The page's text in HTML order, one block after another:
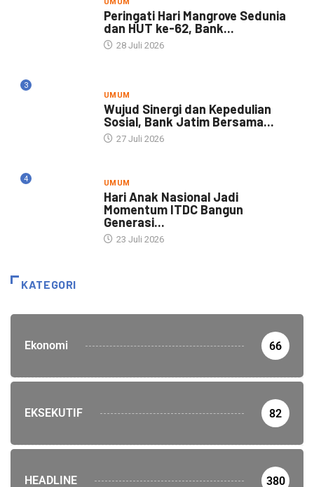
Peringati Hari Mangrove Sedunia
dan HUT ke-62, Bank...
28 Juli 2026
3
UMUM
Wujud Sinergi dan Kepedulian
Sosial, Bank Jatim Bersama...
27 Juli 2026
4 UMUM
Hari Anak Nasional Jadi
Momentum ITDC Bangun
Generasi...
23 Juli 2026
KATEGORI
Ekonomi 66
EKSEKUTIF 82
HEADLINE 380